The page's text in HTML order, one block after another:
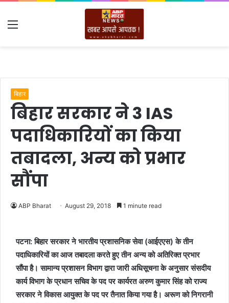
Menu
बिहार
बिहार सरकार ने 3 IAS
पदाधिकारियों का किया
तबादला, अन्य को प्रभार
सौंपा
ABP Bharat August 29, 2018 1 minute read
पटना: बिहार सरकार ने भारतीय प्रशासनिक सेवा (आईएएस) के तीन
पदाधिकारियों का आज तबादला करते हुए तीन अन्य को अतिरिक्त प्रभार
सौंपा है। सामान्य प्रशासन विभाग द्वारा जारी अधिसूचना के अनुसार संसदीय
कार्य विभाग के प्रधान सचिव के पद पर कार्यरत अरुण कुमार सिंह को राज्य
सरकार ने विकास आयुक्त के पद पर तैनात किया गया है। अरूण को निगरानी